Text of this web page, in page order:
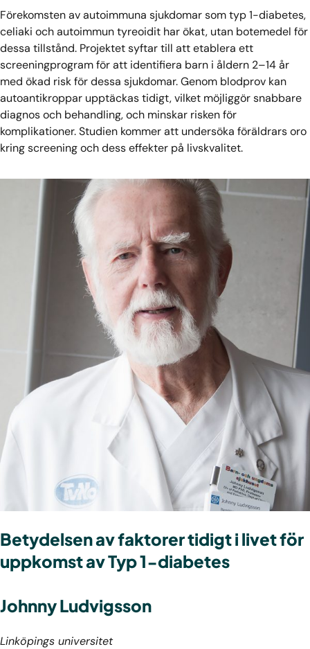
Förekomsten av autoimmuna sjukdomar som typ 1-diabetes,
celiaki och autoimmun tyreoidit har ökat, utan botemedel för
dessa tillstånd. Projektet syftar till att etablera ett
screeningprogram för att identifiera barn i åldern 2–14 år
med ökad risk för dessa sjukdomar. Genom blodprov kan
autoantikroppar upptäckas tidigt, vilket möjliggör snabbare
diagnos och behandling, och minskar risken för
komplikationer. Studien kommer att undersöka föräldrars oro
kring screening och dess effekter på livskvalitet.
Betydelsen av faktorer tidigt i livet för
uppkomst av Typ 1-diabetes
Johnny Ludvigsson
Linköpings universitet